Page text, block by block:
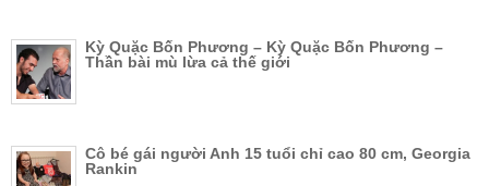
Kỳ Quặc Bốn Phương – Kỳ Quặc Bốn Phương –
Thần bài mù lừa cả thế giới
Cô bé gái người Anh 15 tuổi chỉ cao 80 cm, Georgia
Rankin